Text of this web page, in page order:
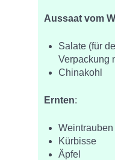
Aussaat vom
Salate (für
Verpackung
Chinakohl
Ernten:
Kürbisse
Äpfel